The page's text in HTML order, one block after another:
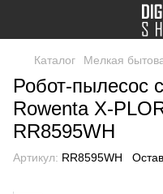
Каталог Мелкая
Робот-пылесос
Rowenta X-
RR8595WH
Артикул: RR8595WH